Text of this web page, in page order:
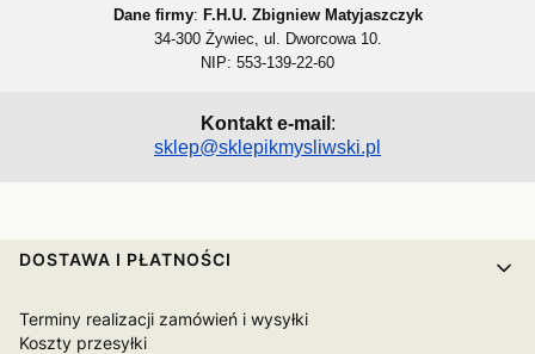
Dane firmy: F.H.U. Zbigniew Matyjaszczyk
34-300 Żywiec, ul. Dworcowa 10.
NIP: 553-139-22-60
Kontakt e-mail :
sklep@sklepikmysliwski.pl
Linki w stopce
DOSTAWA I PŁATNOŚCI
Terminy realizacji zamówień i wysyłki
Koszty przesyłki